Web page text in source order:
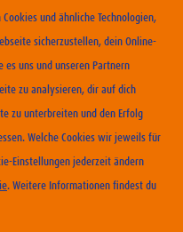
und ähnliche Technologien,
sicherzustellen, dein Online-
es uns und unseren Partnern
zu analysieren, dir auf dich
zu unterbreiten und den Erfolg
Welche Cookies wir jeweils für
Einstellungen jederzeit ändern
. Weitere Informationen findest du